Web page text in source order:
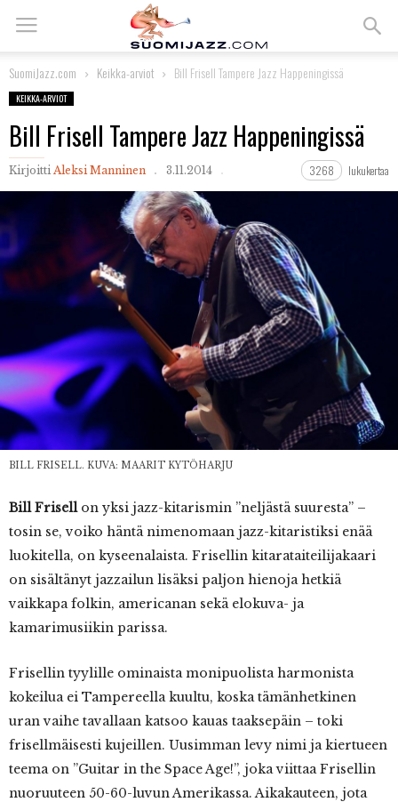
SuomiJazz.com Keikka-arviot Bill Frisell Tampere Jazz Happeningissä
KEIKKA-ARVIOT
Bill Frisell Tampere Jazz Happeningissä
Kirjoitti Aleksi Manninen 3.11.2014 3268 lukukertaa
BILL FRISELL. KUVA: MAARIT KYTÖHARJU
Bill Frisellon yksi jazz-kitarismin ”neljästä suuresta” –
tosin se, voiko häntä nimenomaan jazz-kitaristiksi enää
luokitella, on kyseenalaista. Frisellin kitarataiteilijakaari
on sisältänyt jazzailun lisäksi paljon hienoja hetkiä
vaikkapa folkin, americanan sekä elokuva- ja
kamarimusiikin parissa.
Frisellin tyylille ominaista monipuolista harmonista
kokeilua ei Tampereella kuultu, koska tämänhetkinen
uran vaihe tavallaan katsoo kauas taaksepäin – toki
frisellmäisesti kujeillen. Uusimman levy nimi ja kiertueen
teema on ”Guitar in the Space Age!”, joka viittaa Frisellin
nuoruuteen 50-60-luvun Amerikassa. Aikakauteen, jota